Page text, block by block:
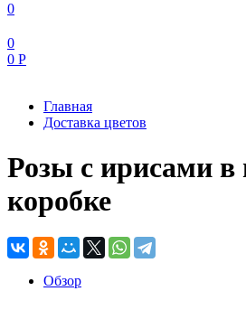
0
0
0 Р
Главная
Доставка цветов
Розы с ирисами
коробке
Обзор